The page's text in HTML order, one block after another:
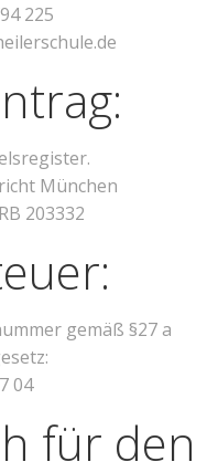
225
München
203332
gemäß §27 a
04
für den